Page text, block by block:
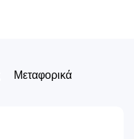
Μεταφορικά